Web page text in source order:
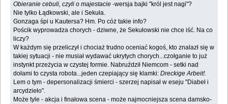
Obieranie cebuli, czyli o majestacie-wersja bajki "król jest nagi"?
Nie tylko Łądkowski, ale i Sekuła.
Gonzaga śpi u Kautersa? Hm. Po cóż takie info?
Pościk wyprowadza chorych - dziwne, że Sekułowski nie chce iść. Na co
liczy?
W każdym się przeliczył i chociaż trudno oceniać kogoś, kto znalazł się w
takiej sytuacji - nie musiał wydawać ukrytych chorych...czołganie to już
instynkt przeżycia w czystej formie. Nabruździł Niemcom - setki nad
dołami to czysta robota...jeden czepiający się klamki: Dreckige Arbeit!.
Lem o tym - depersonalizacji śmierci - szerzej napisał w eseju "Diabeł i
arcydzieło".
Może tyle - akcja i finałowa scena - może najmocniejsza scena damsko-